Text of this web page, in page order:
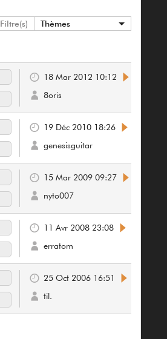
Filtre(s) Thèmes
18 Mar 2012 10:12
8oris
19 Déc 2010 18:26
genesisguitar
15 Mar 2009 09:27
nyto007
11 Avr 2008 23:08
erratom
25 Oct 2006 16:51
til.